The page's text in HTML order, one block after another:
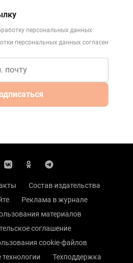
персональных данных
персональных данных согласен
Состав издательства
Реклама в журнале
материалов
соглашение
cookie-файлов
Техподдержка